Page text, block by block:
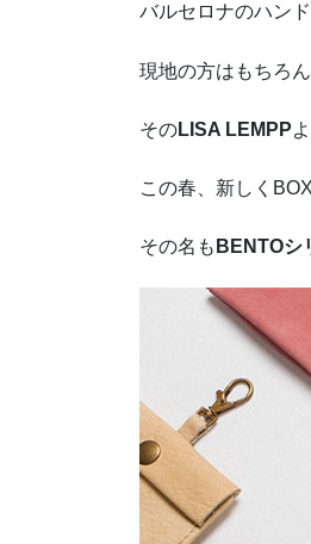
バルセロナのハン
現地の方はもちろ
そのLISA LEMPP
この春、新しく
その名も BENTOシ